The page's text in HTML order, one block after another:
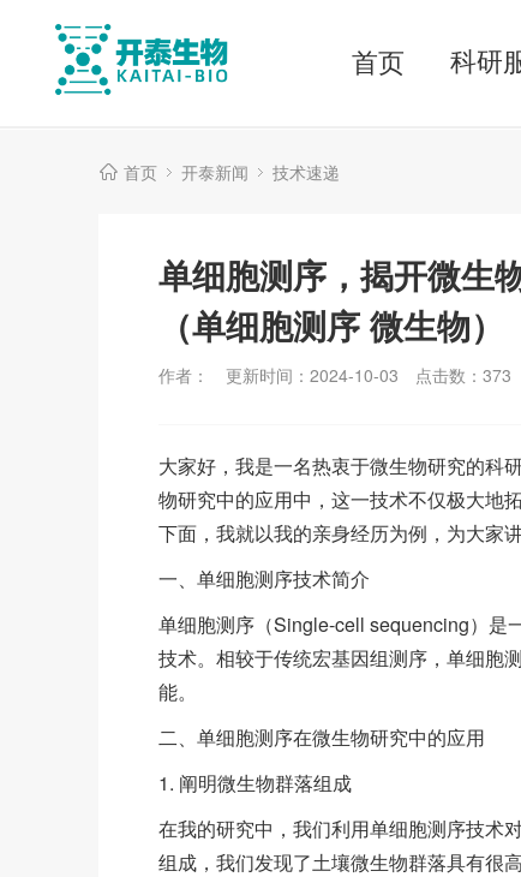
首页 科研
首页 开泰新闻 技术速递
单细胞测序，揭开微
（单细胞测序 微生物）
作者： 更新时间：2024-10-03 点击数： 373
大家好，我是一名热衷于微生物研究的科
物研究中的应用中，这一技术不仅极大地
下面，我就以我的亲身经历为例，为大家
一、单细胞测序技术简介
单细胞测序（Single-cell sequencing）是
技术。相较于传统宏基因组测序，单细胞
能。
二、单细胞测序在微生物研究中的应用
1. 阐明微生物群落组成
在我的研究中，我们利用单细胞测序技术
组成，我们发现了土壤微生物群落具有很